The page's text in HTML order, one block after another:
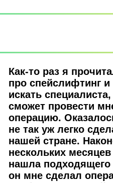
Как-то раз я
про спейслифтинг и
искать
сможет провести
операцию.
не так уж легко
нашей стране.
нескольких
нашла подходящего
он мне сделал